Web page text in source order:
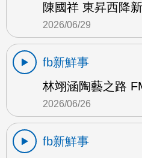
陳國祥 東昇西降
2026/06/29
fb新鮮事
林翊涵陶藝之路
2026/06/26
fb新鮮事